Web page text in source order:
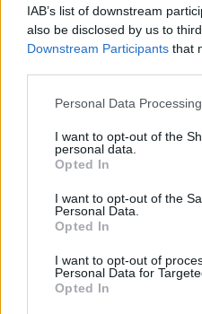
IAB’s list of downstream
also be disclosed by us to
Downstream Participants that
Personal Data
I want to opt-out of the
personal data.
Opted In
I want to opt-out of the
Personal Data.
Opted In
I want to opt-out of
Personal Data for
Opted In
GALÉRIA TOVÁBBI
KAPCSOLÓDÓ